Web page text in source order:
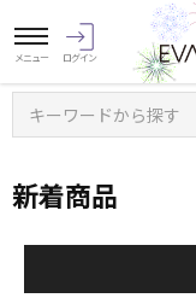
キーワードから探す
新着商品